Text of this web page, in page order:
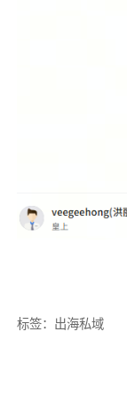
标签： 出海私域